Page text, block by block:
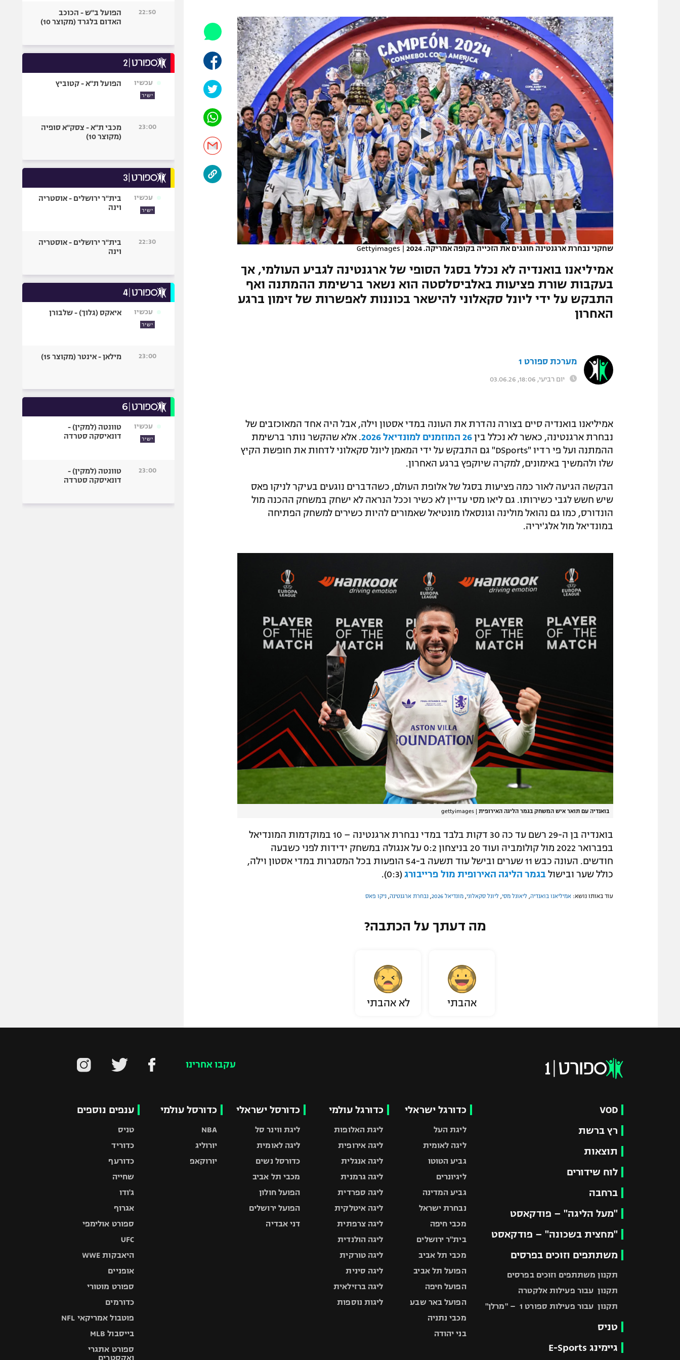
תקנון משתתפים וזוכים בפרסים
תקנון עבור פעילות אלקטרה
תקנון עבור פעילות ספורט 1 – "מרלן"
טניס
גיימינג E-Sports
תנאי שימוש
מדיניות פרטיות
תקנון פעילות ספורט 1
רשיון להקרנה פומבית לבית עסק
הצטרפות לחבילת הערוצים
לוח דרושים – ג'ובנט
המגזין
הפועל תל אביב
הפועל חיפה
הפועל באר שבע
מכבי נתניה
בני יהודה
ליגה סינית
ליגה ברזילאית
ליגות נוספות
אופניים
כדורמים
פוטבול אמריקאי NFL
בייסבול MLB
גיימינג E-Sports
שחקני נבחרת ארגנטינה חוגגים את הזכייה בקופה אמריקה. 2024 |
Gettyimages
אמיליאנו בואנדיה לא נכלל בסגל הסופי של ארגנטינה לגביע העולמי, אך
בעקבות שורת פציעות באלביסלסטה הוא נשאר ברשימת ההמתנה ואף
התבקש על ידי ליונל סקאלוני להישאר בכוננות לאפשרות של זימון ברגע
האחרון
מערכת ספורט 1
יום רביעי, 18:06, 03.06.26
אמיליאנו בואנדיה סיים בצורה נהדרת את העונה במדי אסטון וילה, אבל היה אחד המאוכזבים של
נבחרת ארגנטינה, כאשר לא נכלל בין 26 המוזמנים למונדיאל 2026
. אלא שהקשר נותר ברשימת
ההמתנה ועל פי רדיו "DSports" גם התבקש על ידי המאמן ליונל סקאלוני לדחות את חופשת הקיץ
שלו ולהמשיך באימונים, למקרה שיוקפץ ברגע האחרון.
הבקשה הגיעה לאור כמה פציעות בסגל של אלופת העולם, כשהדברים נוגעים בעיקר לניקו פאס
שיש חשש לגבי כשירותו. גם ליאו מסי עדיין לא כשיר וככל הנראה לא ישחק במשחק ההכנה מול
הונדורס, כמו גם נהואל מולינה וגונסאלו מונטיאל שאמורים להיות כשירים למשחק הפתיחה
במונדיאל מול אלג'יריה.
בואנדיה עם תואר איש המשחק בגמר הליגה האירופית |
gettyimages
בואנדיה בן ה-29 רשם עד כה 30 דקות בלבד במדי נבחרת ארגנטינה – 10 במוקדמות המונדיאל
בפברואר 2022 מול קולומביה ועוד 20 בניצחון 0:2 על אנגולה במשחק ידידות לפני כשבעה
חודשים. העונה כבש 11 שערים ובישל עוד תשעה ב-54 הופעות בכל המסגרות במדי אסטון וילה,
כולל שער ובישול בגמר הליגה האירופית מול פרייבורג (0:3).
עוד באותו נושא: אמיליאנו בואנדיה ליאונל מסי ליונל סקאלוני מונדיאל 2026 נבחרת ארגנטינה ניקו פאס
מה דעתך על הכתבה?
אהבתי לא אהבתי
22:50
הפועל ב"ש - הכוכב
האדום בלגרד (מקוצר 10)
עכשיו
ישיר
הפועל ת"א - קטוביץ
23:00
מכבי ת"א - צסק"א סופיה
(מקוצר 10)
עכשיו
ישיר
בית"ר ירושלים - אוסטריה
וינה
22:30
בית"ר ירושלים - אוסטריה
וינה
עכשיו
ישיר
איאקס (גלוך) - שלבורן
23:00 מילאן - אינטר (מקוצר 15)
עכשיו
ישיר
טוונטה (למקין) -
דונאיסקה סטרדה
23:00
טוונטה (למקין) -
דונאיסקה סטרדה
עקבו אחרינו
VOD
רץ ברשת
תוצאות
לוח שידורים
ברחבה
"מעל הליגה" – פודקאסט
"מחצית בשכונה" – פודקאסט
משתתפים וזוכים בפרסים
תקנון משתתפים וזוכים בפרסים
תקנון עבור פעילות אלקטרה
תקנון עבור פעילות ספורט 1 – "מרלן"
טניס
גיימינג E-Sports
כדורגל ישראלי
ליגת העל
ליגה לאומית
גביע הטוטו
ליגיונרים
גביע המדינה
נבחרת ישראל
מכבי חיפה
בית"ר ירושלים
מכבי תל אביב
הפועל תל אביב
הפועל חיפה
הפועל באר שבע
מכבי נתניה
בני יהודה
כדורגל עולמי
ליגת האלופות
ליגה אירופית
ליגה אנגלית
ליגה גרמנית
ליגה ספרדית
ליגה איטלקית
ליגה צרפתית
ליגה הולנדית
ליגה טורקית
ליגה סינית
ליגה ברזילאית
ליגות נוספות
כדורסל ישראלי
ליגת ווינר סל
ליגה לאומית
כדורסל נשים
מכבי תל אביב
הפועל חולון
הפועל ירושלים
דני אבדיה
כדורסל עולמי
NBA
יורוליג
יורוקאפ
ענפים נוספים
טניס
כדוריד
כדורעף
שחייה
ג'ודו
אגרוף
ספורט אולימפי
UFC
היאבקות WWE
אופניים
ספורט מוטורי
כדורמים
פוטבול אמריקאי NFL
בייסבול MLB
ספורט אתגרי
ואקסטרים